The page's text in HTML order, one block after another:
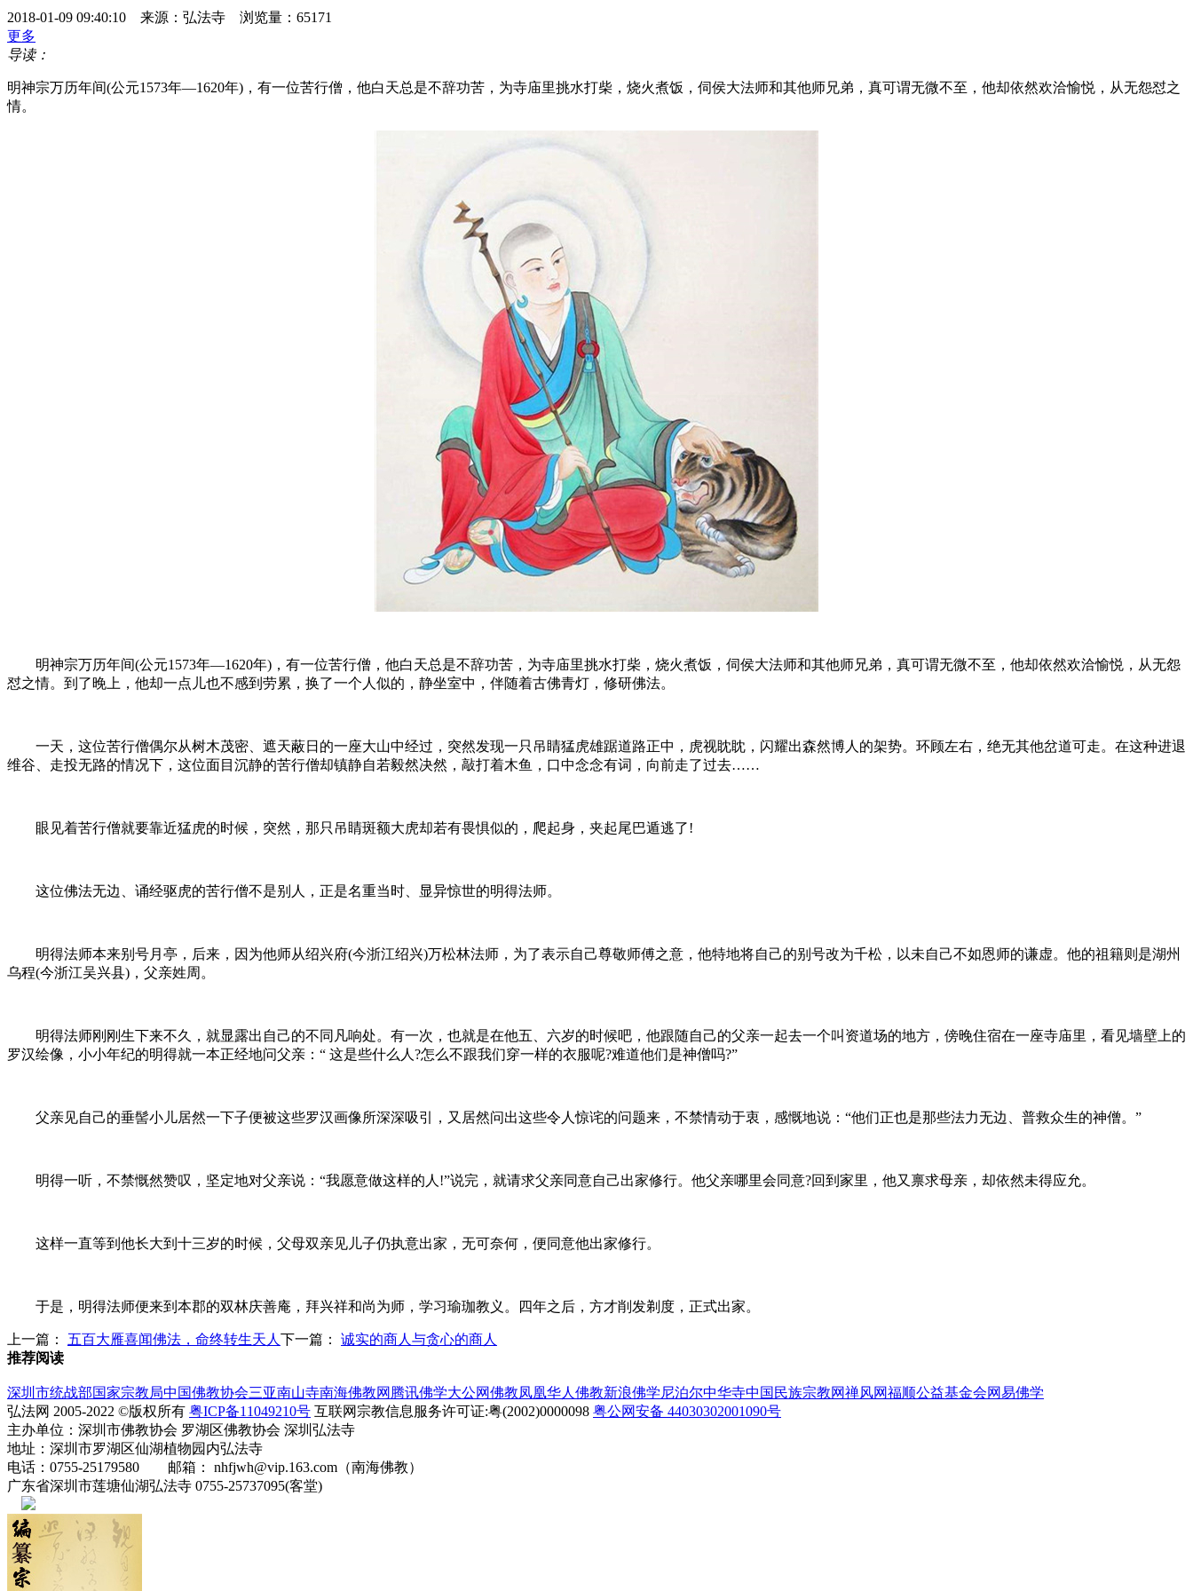
2018-01-09 09:40:10 来源：弘法寺 浏览量：65171
更多
导读：
明神宗万历年间(公元1573年—1620年)，有一位苦行僧，他白天总是不辞功苦，为寺庙里挑水打柴，烧火煮饭，伺侯大法师和其他师兄弟，真可谓无微不至，他却依然欢洽愉悦，从无怨怼之
情。
明神宗万历年间(公元1573年—1620年)，有一位苦行僧，他白天总是不辞功苦，为寺庙里挑水打柴，烧火煮饭，伺侯大法师和其他师兄弟，真可谓无微不至，他却依然欢洽愉悦，从无怨
怼之情。到了晚上，他却一点儿也不感到劳累，换了一个人似的，静坐室中，伴随着古佛青灯，修研佛法。
一天，这位苦行僧偶尔从树木茂密、遮天蔽日的一座大山中经过，突然发现一只吊睛猛虎雄踞道路正中，虎视眈眈，闪耀出森然博人的架势。环顾左右，绝无其他岔道可走。在这种进退
维谷、走投无路的情况下，这位面目沉静的苦行僧却镇静自若毅然决然，敲打着木鱼，口中念念有词，向前走了过去……
眼见着苦行僧就要靠近猛虎的时候，突然，那只吊睛斑额大虎却若有畏惧似的，爬起身，夹起尾巴遁逃了!
这位佛法无边、诵经驱虎的苦行僧不是别人，正是名重当时、显异惊世的明得法师。
明得法师本来别号月亭，后来，因为他师从绍兴府(今浙江绍兴)万松林法师，为了表示自己尊敬师傅之意，他特地将自己的别号改为千松，以未自己不如恩师的谦虚。他的祖籍则是湖州
乌程(今浙江吴兴县)，父亲姓周。
明得法师刚刚生下来不久，就显露出自己的不同凡响处。有一次，也就是在他五、六岁的时候吧，他跟随自己的父亲一起去一个叫资道场的地方，傍晚住宿在一座寺庙里，看见墙壁上的
罗汉绘像，小小年纪的明得就一本正经地问父亲：“ 这是些什么人?怎么不跟我们穿一样的衣服呢?难道他们是神僧吗?”
父亲见自己的垂髻小儿居然一下子便被这些罗汉画像所深深吸引，又居然问出这些令人惊诧的问题来，不禁情动于衷，感慨地说：“他们正也是那些法力无边、普救众生的神僧。”
明得一听，不禁慨然赞叹，坚定地对父亲说：“我愿意做这样的人!”说完，就请求父亲同意自己出家修行。他父亲哪里会同意?回到家里，他又禀求母亲，却依然未得应允。
这样一直等到他长大到十三岁的时候，父母双亲见儿子仍执意出家，无可奈何，便同意他出家修行。
于是，明得法师便来到本郡的双林庆善庵，拜兴祥和尚为师，学习瑜珈教义。四年之后，方才削发剃度，正式出家。
上一篇： 五百大雁喜闻佛法，命终转生天人 下一篇： 诚实的商人与贪心的商人
推荐阅读
深圳市统战部国家宗教局中国佛教协会三亚南山寺南海佛教网 腾讯佛学大公网佛教凤凰华人佛教新浪佛学尼泊尔中华寺中国民族宗教网禅风网福顺公益基金会网易佛学
弘法网 2005-2022 ©版权所有 粤ICP备11049210号 互联网宗教信息服务许可证:粤(2002)0000098 粤公网安备 44030302001090号
主办单位：深圳市佛教协会 罗湖区佛教协会 深圳弘法寺
地址：深圳市罗湖区仙湖植物园内弘法寺
电话：0755-25179580 邮箱： nhfjwh@vip.163.com（南海佛教）
广东省深圳市莲塘仙湖弘法寺 0755-25737095(客堂)